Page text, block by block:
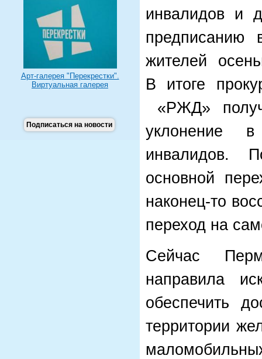
Арт-галерея "Перекрестки".
Виртуальная галерея
Подписаться на новости
инвалидов и
предписанию
жителей
В итоге
«РЖД»
уклонение
инвалидов.
основной
наконец-то
переход на
Сейчас
направила
обеспечить
территории